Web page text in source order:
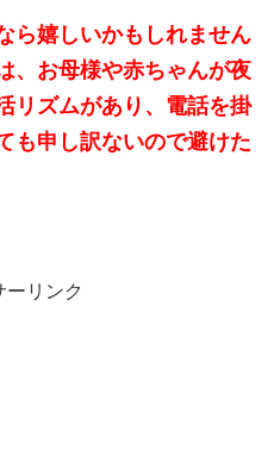
ら嬉しいかもしれません
、お母様や赤ちゃんが夜
リズムがあり、電話を掛
も申し訳ないので避けた
ーリンク